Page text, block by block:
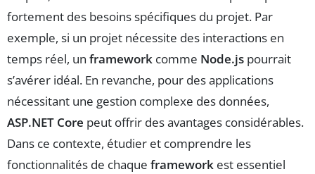
fortement des besoins spécifiques du projet. Par
exemple, si un projet nécessite des interactions en
temps réel, un framework comme Node.js pourrait
s’avérer idéal. En revanche, pour des applications
nécessitant une gestion complexe des données,
ASP.NET Core peut offrir des avantages considérables.
Dans ce contexte, étudier et comprendre les
fonctionnalités de chaque framework est essentiel